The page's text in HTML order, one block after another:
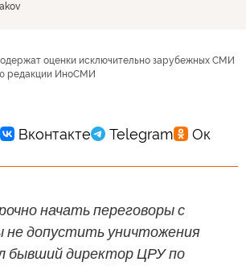
оценки исключительно зарубежных СМИ
редакции ИноСМИ
начать переговоры с
не допустить уничтожения
бывший директор ЦРУ по